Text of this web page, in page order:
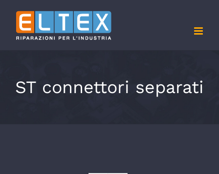
contenuto
ST connettori separati